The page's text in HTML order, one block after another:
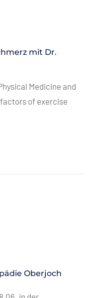
mit Dr.
Medicine and
of exercise
Oberjoch